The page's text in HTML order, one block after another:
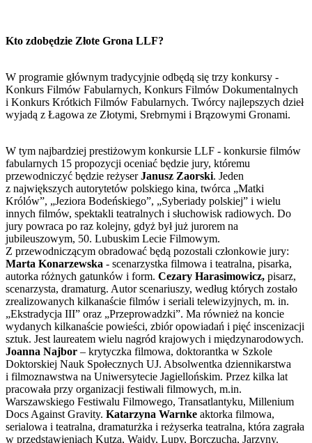
Kto zdobędzie Złote Grona LLF?
W programie głównym tradycyjnie odbędą się trzy konkursy -
Konkurs Filmów Fabularnych, Konkurs Filmów Dokumentalnych
i Konkurs Krótkich Filmów Fabularnych. Twórcy najlepszych dzieł
wyjadą z Łagowa ze Złotymi, Srebrnymi i Brązowymi Gronami.
W tym najbardziej prestiżowym konkursie LLF - konkursie filmów
fabularnych 15 propozycji oceniać będzie jury, któremu
przewodniczyć będzie reżyserJanusz Zaorski. Jeden
z największych autorytetów polskiego kina, twórca „Matki
Królów”, „Jeziora Bodeńskiego”, „Syberiady polskiej” i wielu
innych filmów, spektakli teatralnych i słuchowisk radiowych. Do
jury powraca po raz kolejny, gdyż był już jurorem na
jubileuszowym, 50. Lubuskim Lecie Filmowym.
Z przewodniczącym obradować będą pozostali członkowie jury:
Marta Konarzewska - scenarzystka filmowa i teatralna, pisarka,
autorka różnych gatunków i form. Cezary Harasimowicz, pisarz,
scenarzysta, dramaturg. Autor scenariuszy, według których zostało
zrealizowanych kilkanaście filmów i seriali telewizyjnych, m. in.
„Ekstradycja III” oraz „Przeprowadzki”. Ma również na koncie
wydanych kilkanaście powieści, zbiór opowiadań i pięć inscenizacji
sztuk. Jest laureatem wielu nagród krajowych i międzynarodowych.
Joanna Najbor – krytyczka filmowa, doktorantka w Szkole
Doktorskiej Nauk Społecznych UJ. Absolwentka dziennikarstwa
i filmoznawstwa na Uniwersytecie Jagiellońskim. Przez kilka lat
pracowała przy organizacji festiwali filmowych, m.in.
Warszawskiego Festiwalu Filmowego, Transatlantyku, Millenium
Docs Against Gravity. Katarzyna Warnke aktorka filmowa,
serialowa i teatralna, dramaturżka i reżyserka teatralna, która zagrała
w przedstawieniach Kutza, Wajdy, Lupy, Borczucha, Jarzyny.